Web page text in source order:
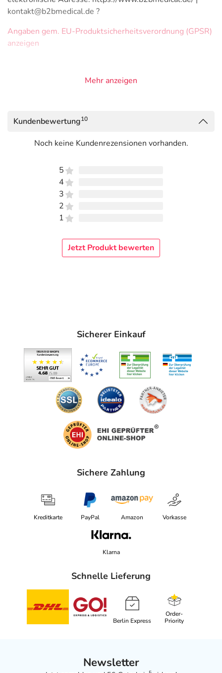
kontakt@b2bmedical.de ?
Angaben gem. EU-Produktsicherheitsverordnung (GPSR)
anzeigen
Mehr anzeigen
Kundenbewertung10
Noch keine Kundenrezensionen vorhanden.
5
4
3
2
1
Jetzt Produkt bewerten
Sicherer Einkauf
Sichere Zahlung
Kreditkarte PayPal Amazon Vorkasse
Klarna
Schnelle Lieferung
Berlin Express
Order-
Priority
Newsletter